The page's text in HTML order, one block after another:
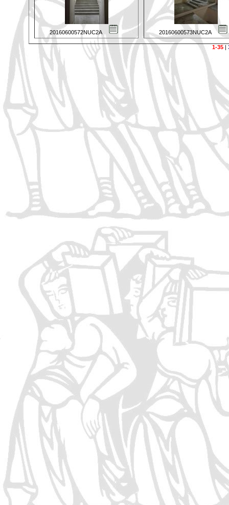
20160600572NUC2A 20160600573NUC2A
1-35|